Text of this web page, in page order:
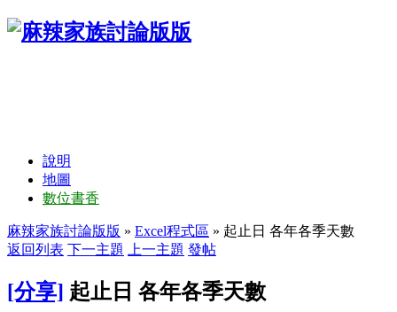
說明
地圖
數位書香
麻辣家族討論版版 » Excel程式區 » 起止日 各年各季天數
返回列表 下一主題 上一主題 發帖
[分享] 起止日 各年各季天數